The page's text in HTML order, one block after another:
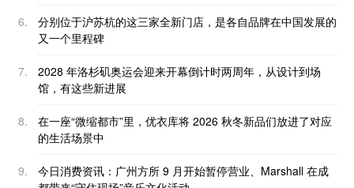
6.
分别位于沪苏杭的这三家全新门店，是各自品牌在中国发展的
又一个里程碑
7.
2028 年洛杉矶奥运会迎来开幕倒计时两周年，从设计到场
馆，有这些新进展
8.
在一座“微缩都市”里，优衣库将 2026 秋冬新品们放进了对应
的生活场景中
9.
今日消费资讯：广州方所 9 月开始暂停营业、Marshall 在成